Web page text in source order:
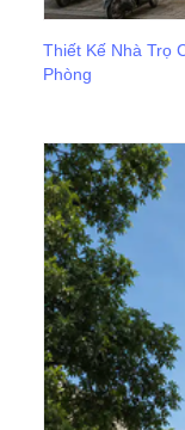
Thiết Kế Nhà Trọ
Phòng